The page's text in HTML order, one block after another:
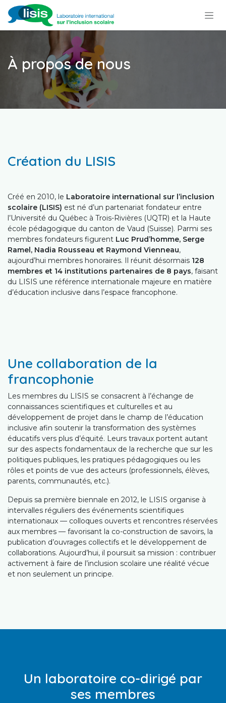
Se rendre au contenu
À propos de nous
Création du LISIS
Créé en 2010, le Laboratoire international sur l’inclusion
scolaire (LISIS) est né d’un partenariat fondateur entre
l’Université du Québec à Trois-Rivières (UQTR) et la Haute
école pédagogique du canton de Vaud (Suisse). Parmi ses
membres fondateurs figurent Luc Prud’homme, Serge
Ramel, Nadia Rousseau et Raymond Vienneau,
aujourd’hui membres honoraires. Il réunit désormais 128
membres et 14 institutions partenaires de 8 pays, faisant
du LISIS une référence internationale majeure en matière
d’éducation inclusive dans l’espace francophone.
Une collaboration de la
francophonie
Les membres du LISIS se consacrent à l’échange de
connaissances scientifiques et culturelles et au
développement de projet dans le champ de l’éducation
inclusive afin soutenir la transformation des systèmes
éducatifs vers plus d’équité. Leurs travaux portent autant
sur des aspects fondamentaux de la recherche que sur les
politiques publiques, les pratiques pédagogiques ou les
rôles et points de vue des acteurs (professionnels, élèves,
parents, communautés, etc.).
Depuis sa première biennale en 2012, le LISIS organise à
intervalles réguliers des événements scientifiques
internationaux — colloques ouverts et rencontres réservées
aux membres — favorisant la co-construction de savoirs, la
publication d’ouvrages collectifs et le développement de
collaborations. Aujourd’hui, il poursuit sa mission : contribuer
activement à faire de l’inclusion scolaire une réalité vécue
et non seulement un principe.
Un laboratoire co-dirigé par
ses membres